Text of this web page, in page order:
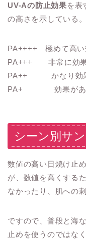
UV-Aの防止効果を表
の高さを示している。
PA++++ 極めて高い
PA+++ 非常に効果
PA++ かなり効
PA+ 効果があ
シーン別サ
数値の高い日焼け止
が、数値を高くする
なかったり、肌への
ですので、普段と海
止めを使うのではな